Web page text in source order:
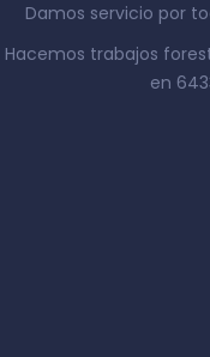
Damos servicio por
Hacemos trabajos
en